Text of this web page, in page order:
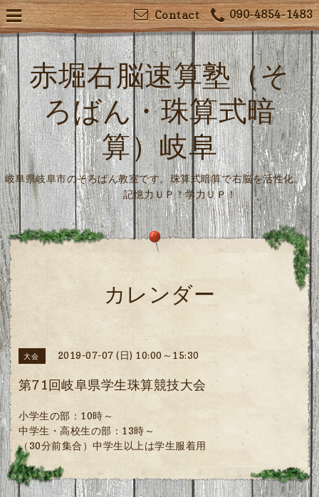
090-4854-1483
Contact
赤堀右脳速算塾（そ
ろばん・珠算式暗
算）岐阜
岐阜県岐阜市のそろばん教室です。珠算式暗算で右脳を活性化。
記憶力ＵＰ！学力ＵＰ！
カレンダー
大会 2019-07-07 (日) 10:00～15:30
第71回岐阜県学生珠算競技大会
小学生の部：10時～
中学生・高校生の部：13時～
（30分前集合）中学生以上は学生服着用